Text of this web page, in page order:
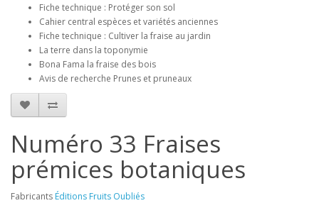
Fiche technique : Protéger son sol
Cahier central espèces et variétés anciennes
Fiche technique : Cultiver la fraise au jardin
La terre dans la toponymie
Bona Fama la fraise des bois
Avis de recherche Prunes et pruneaux
Numéro 33 Fraises
prémices botaniques
Fabricants Éditions Fruits Oubliés